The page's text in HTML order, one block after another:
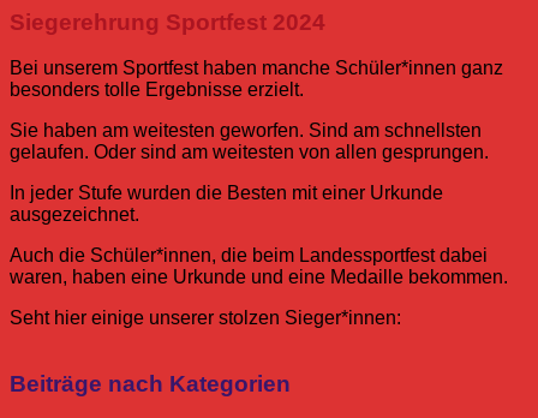
Siegerehrung Sportfest 2024
Bei unserem Sportfest haben manche Schüler*innen ganz
besonders tolle Ergebnisse erzielt.
Sie haben am weitesten geworfen. Sind am schnellsten
gelaufen. Oder sind am weitesten von allen gesprungen.
In jeder Stufe wurden die Besten mit einer Urkunde
ausgezeichnet.
Auch die Schüler*innen, die beim Landessportfest dabei
waren, haben eine Urkunde und eine Medaille bekommen.
Seht hier einige unserer stolzen Sieger*innen:
Allgemein
Schuljahr
LandessportfestSchulfestSiegerehrung
Beiträge nach Kategorien